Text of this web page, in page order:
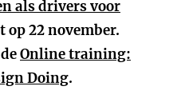
als drivers voor
22 november.
Online training:
Doing.